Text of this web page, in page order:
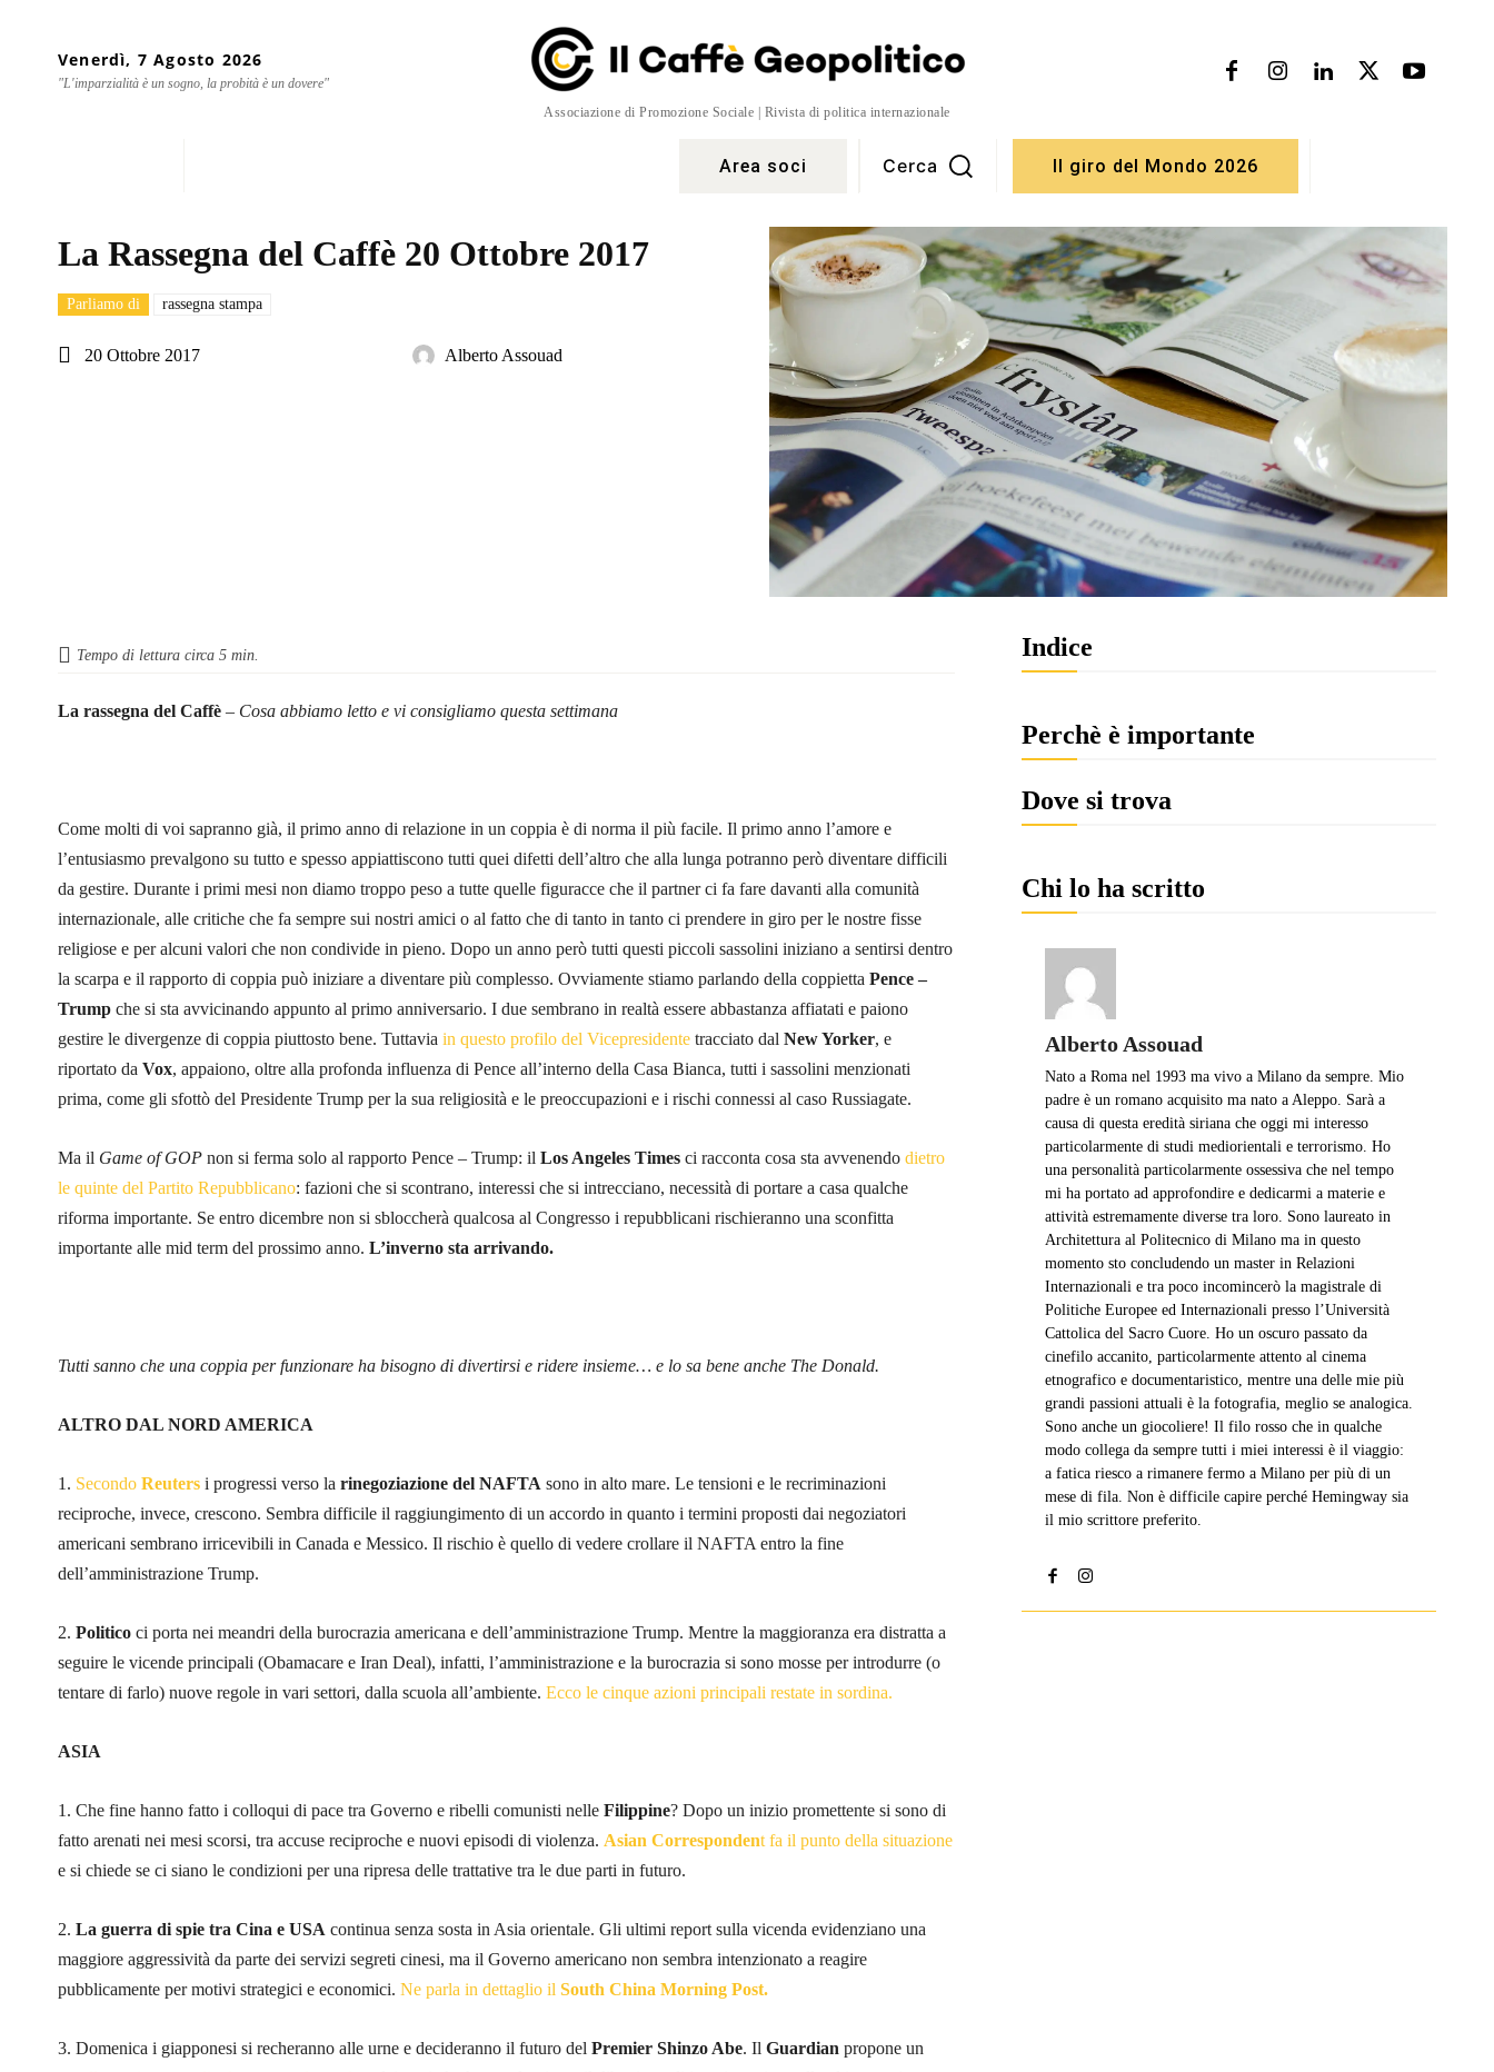
Venerdì, 7 Agosto 2026
"L'imparzialità è un sogno, la probità è un dovere"
Associazione di Promozione Sociale | Rivista di politica internazionale
Area soci Cerca Il giro del Mondo 2026
La Rassegna del Caffè 20 Ottobre 2017
Parliamo di rassegna stampa
20 Ottobre 2017 Alberto Assouad
Tempo di lettura circa 5 min.
La rassegna del Caffè – Cosa abbiamo letto e vi consigliamo questa settimana
Come molti di voi sapranno già, il primo anno di relazione in un coppia è di norma il più facile. Il primo anno l’amore e
l’entusiasmo prevalgono su tutto e spesso appiattiscono tutti quei difetti dell’altro che alla lunga potranno però diventare difficili
da gestire. Durante i primi mesi non diamo troppo peso a tutte quelle figuracce che il partner ci fa fare davanti alla comunità
internazionale, alle critiche che fa sempre sui nostri amici o al fatto che di tanto in tanto ci prendere in giro per le nostre fisse
religiose e per alcuni valori che non condivide in pieno. Dopo un anno però tutti questi piccoli sassolini iniziano a sentirsi dentro
la scarpa e il rapporto di coppia può iniziare a diventare più complesso. Ovviamente stiamo parlando della coppietta Pence –
Trump che si sta avvicinando appunto al primo anniversario. I due sembrano in realtà essere abbastanza affiatati e paiono
gestire le divergenze di coppia piuttosto bene. Tuttavia in questo profilo del Vicepresidente tracciato dal New Yorker, e
riportato da Vox, appaiono, oltre alla profonda influenza di Pence all’interno della Casa Bianca, tutti i sassolini menzionati
prima, come gli sfottò del Presidente Trump per la sua religiosità e le preoccupazioni e i rischi connessi al caso Russiagate.
Ma il Game of GOP non si ferma solo al rapporto Pence – Trump: il Los Angeles Times ci racconta cosa sta avvenendo dietro
le quinte del Partito Repubblicano: fazioni che si scontrano, interessi che si intrecciano, necessità di portare a casa qualche
riforma importante. Se entro dicembre non si sbloccherà qualcosa al Congresso i repubblicani rischieranno una sconfitta
importante alle mid term del prossimo anno. L’inverno sta arrivando.
Tutti sanno che una coppia per funzionare ha bisogno di divertirsi e ridere insieme… e lo sa bene anche The Donald.
ALTRO DAL NORD AMERICA
1. Secondo Reuters i progressi verso la rinegoziazione del NAFTA sono in alto mare. Le tensioni e le recriminazioni
reciproche, invece, crescono. Sembra difficile il raggiungimento di un accordo in quanto i termini proposti dai negoziatori
americani sembrano irricevibili in Canada e Messico. Il rischio è quello di vedere crollare il NAFTA entro la fine
dell’amministrazione Trump.
2. Politico ci porta nei meandri della burocrazia americana e dell’amministrazione Trump. Mentre la maggioranza era distratta a
seguire le vicende principali (Obamacare e Iran Deal), infatti, l’amministrazione e la burocrazia si sono mosse per introdurre (o
tentare di farlo) nuove regole in vari settori, dalla scuola all’ambiente. Ecco le cinque azioni principali restate in sordina.
ASIA
1. Che fine hanno fatto i colloqui di pace tra Governo e ribelli comunisti nelle Filippine? Dopo un inizio promettente si sono di
fatto arenati nei mesi scorsi, tra accuse reciproche e nuovi episodi di violenza. Asian Correspondent fa il punto della situazione
e si chiede se ci siano le condizioni per una ripresa delle trattative tra le due parti in futuro.
2. La guerra di spie tra Cina e USA continua senza sosta in Asia orientale. Gli ultimi report sulla vicenda evidenziano una
maggiore aggressività da parte dei servizi segreti cinesi, ma il Governo americano non sembra intenzionato a reagire
pubblicamente per motivi strategici e economici. Ne parla in dettaglio il South China Morning Post.
3. Domenica i giapponesi si recheranno alle urne e decideranno il futuro del Premier Shinzo Abe. Il Guardian propone un
Indice
Perchè è importante
Dove si trova
Chi lo ha scritto
Alberto Assouad
Nato a Roma nel 1993 ma vivo a Milano da sempre. Mio
padre è un romano acquisito ma nato a Aleppo. Sarà a
causa di questa eredità siriana che oggi mi interesso
particolarmente di studi mediorientali e terrorismo. Ho
una personalità particolarmente ossessiva che nel tempo
mi ha portato ad approfondire e dedicarmi a materie e
attività estremamente diverse tra loro. Sono laureato in
Architettura al Politecnico di Milano ma in questo
momento sto concludendo un master in Relazioni
Internazionali e tra poco incomincerò la magistrale di
Politiche Europee ed Internazionali presso l’Università
Cattolica del Sacro Cuore. Ho un oscuro passato da
cinefilo accanito, particolarmente attento al cinema
etnografico e documentaristico, mentre una delle mie più
grandi passioni attuali è la fotografia, meglio se analogica.
Sono anche un giocoliere! Il filo rosso che in qualche
modo collega da sempre tutti i miei interessi è il viaggio:
a fatica riesco a rimanere fermo a Milano per più di un
mese di fila. Non è difficile capire perché Hemingway sia
il mio scrittore preferito.